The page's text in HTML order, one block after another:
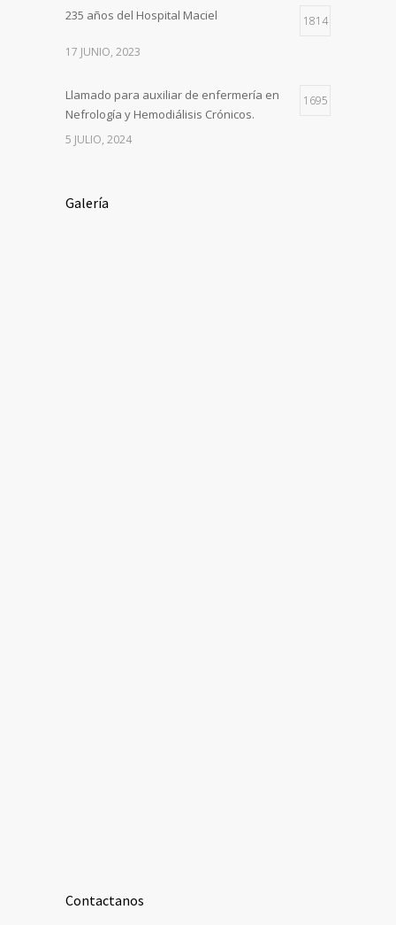
235 años del Hospital Maciel 1814
17 JUNIO, 2023
Llamado para auxiliar de enfermería en
Nefrología y Hemodiálisis Crónicos.
1695
5 JULIO, 2024
Galería
Contactanos